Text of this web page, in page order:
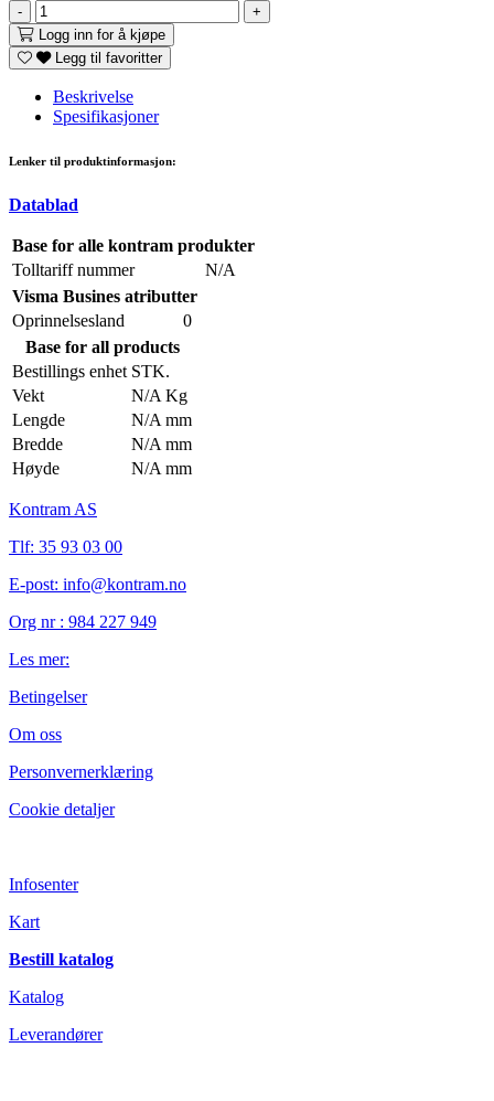
-
+
Logg inn for å kjøpe
Legg til favoritter
Beskrivelse
Spesifikasjoner
Lenker til produktinformasjon:
Datablad
Base for alle kontram produkter
Tolltariff nummer
N/A
Visma Busines atributter
Oprinnelsesland
0
Base for all products
Bestillings enhet STK.
Vekt
N/A Kg
Lengde
N/A mm
Bredde
N/A mm
Høyde
N/A mm
Kontram AS
Tlf: 35 93 03 00
E-post: info@kontram.no
Org nr : 984 227 949
Les mer:
Betingelser
Om oss
Personvernerklæring
Cookie detaljer
Infosenter
Kart
Bestill katalog
Katalog
Leverandører